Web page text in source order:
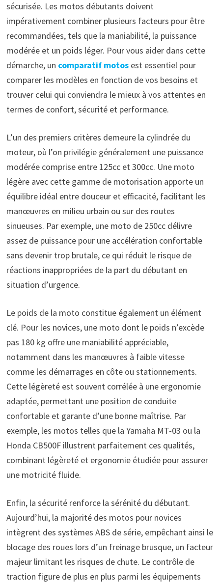
sécurisée. Les motos débutants doivent
impérativement combiner plusieurs facteurs pour être
recommandées, tels que la maniabilité, la puissance
modérée et un poids léger. Pour vous aider dans cette
démarche, un comparatif motos est essentiel pour
comparer les modèles en fonction de vos besoins et
trouver celui qui conviendra le mieux à vos attentes en
termes de confort, sécurité et performance.
L’un des premiers critères demeure la cylindrée du
moteur, où l’on privilégie généralement une puissance
modérée comprise entre 125cc et 300cc. Une moto
légère avec cette gamme de motorisation apporte un
équilibre idéal entre douceur et efficacité, facilitant les
manœuvres en milieu urbain ou sur des routes
sinueuses. Par exemple, une moto de 250cc délivre
assez de puissance pour une accélération confortable
sans devenir trop brutale, ce qui réduit le risque de
réactions inappropriées de la part du débutant en
situation d’urgence.
Le poids de la moto constitue également un élément
clé. Pour les novices, une moto dont le poids n’excède
pas 180 kg offre une maniabilité appréciable,
notamment dans les manœuvres à faible vitesse
comme les démarrages en côte ou stationnements.
Cette légèreté est souvent corrélée à une ergonomie
adaptée, permettant une position de conduite
confortable et garante d’une bonne maîtrise. Par
exemple, les motos telles que la Yamaha MT-03 ou la
Honda CB500F illustrent parfaitement ces qualités,
combinant légèreté et ergonomie étudiée pour assurer
une motricité fluide.
Enfin, la sécurité renforce la sérénité du débutant.
Aujourd’hui, la majorité des motos pour novices
intègrent des systèmes ABS de série, empêchant ainsi le
blocage des roues lors d’un freinage brusque, un facteur
majeur limitant les risques de chute. Le contrôle de
traction figure de plus en plus parmi les équipements